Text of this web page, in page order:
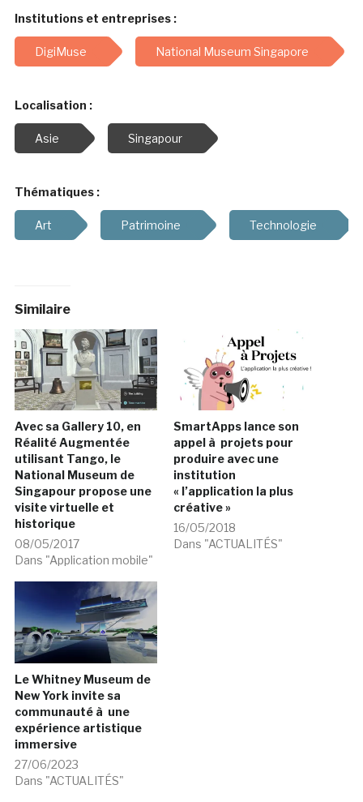
Institutions et entreprises :
DigiMuse National Museum Singapore
Localisation :
Asie Singapour
Thématiques :
Art Patrimoine Technologie
Similaire
Avec sa Gallery 10, en
Réalité Augmentée
utilisant Tango, le
National Museum de
Singapour propose une
visite virtuelle et
historique
08/05/2017
Dans "Application mobile"
SmartApps lance son
appel à projets pour
produire avec une
institution
« l’application la plus
créative »
16/05/2018
Dans "ACTUALITÉS"
Le Whitney Museum de
New York invite sa
communauté à une
expérience artistique
immersive
27/06/2023
Dans "ACTUALITÉS"